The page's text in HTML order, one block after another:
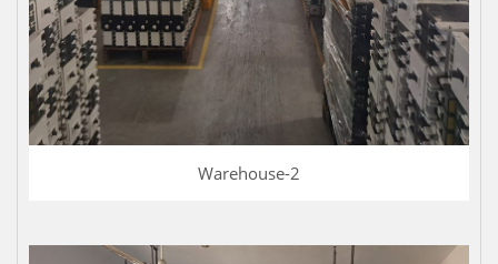
Warehouse-2